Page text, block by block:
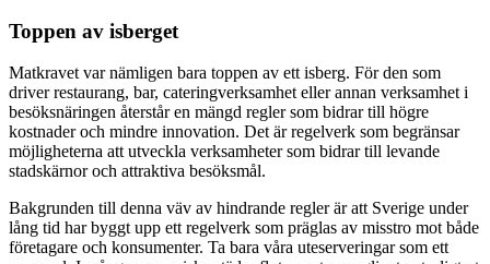
Toppen av isberget
Matkravet var nämligen bara toppen av ett isberg. För den som
driver restaurang, bar, cateringverksamhet eller annan verksamhet i
besöksnäringen återstår en mängd regler som bidrar till högre
kostnader och mindre innovation. Det är regelverk som begränsar
möjligheterna att utveckla verksamheter som bidrar till levande
stadskärnor och attraktiva besöksmål.
Bakgrunden till denna väv av hindrande regler är att Sverige under
lång tid har byggt upp ett regelverk som präglas av misstro mot både
företagare och konsumenter. Ta bara våra uteserveringar som ett